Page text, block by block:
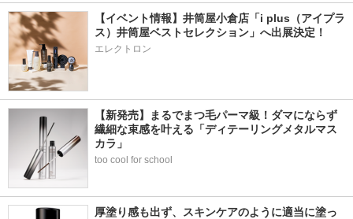
【イベント情報】井筒屋小倉店「i plus（アイプラ
ス）井筒屋ベストセレクション」へ出展決定！
エレクトロン
【新発売】まるでまつ毛パーマ級！ダマにならず
繊細な束感を叶える「ディテーリングメタルマス
カラ」
too cool for school
厚塗り感も出ず、スキンケアのように適当に塗っ